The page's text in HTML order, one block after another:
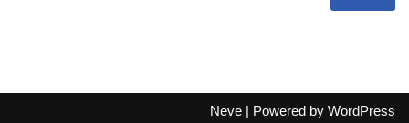
Neve | Powered by WordPress